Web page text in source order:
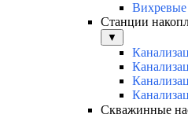
Вихревые
Станции
▼
Скважинные